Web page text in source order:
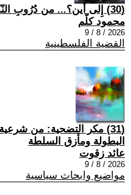
(30) إِلى أين؟... من دُرُوبِ النّكبة إِلى حُلمِ العودة
محمود كلّم
2026 / 8 / 9
القضية الفلسطينية
(31) مكر التضحية: من
البطولة ومأزق السلطة
عائد زقوت
2026 / 8 / 9
مواضيع وابحاث سياسية